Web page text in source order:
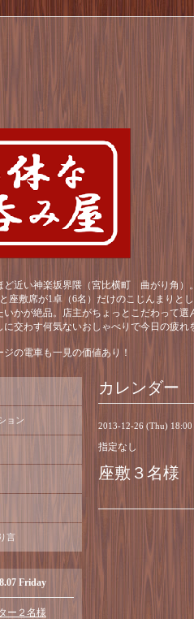
ど近い神楽坂界隈（宮比横町 曲がり角）
座敷席が1卓（6名）だけのこじんまりと
いかが絶品。店主がちょっとこだわって
に交わす何気ないおしゃべりで今日の疲れ
ジの電車も一見の価値あり！
カレンダー
2013-12-26 (Thu) 18:00
指定なし
座敷３名様
ョン
言
Friday
ー２名様